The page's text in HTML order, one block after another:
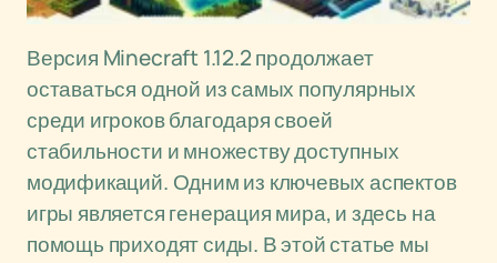
Версия Minecraft 1.12.2 продолжает
оставаться одной из самых популярных
среди игроков благодаря своей
стабильности и множеству доступных
модификаций. Одним из ключевых аспектов
игры является генерация мира, и здесь на
помощь приходят сиды. В этой статье мы